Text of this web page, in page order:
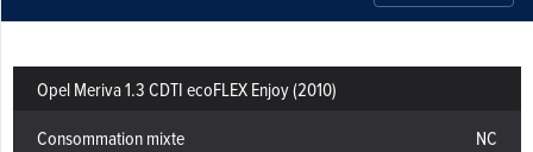
Opel Meriva 1.3 CDTI ecoFLEX Enjoy (2010)
Consommation mixte
NC